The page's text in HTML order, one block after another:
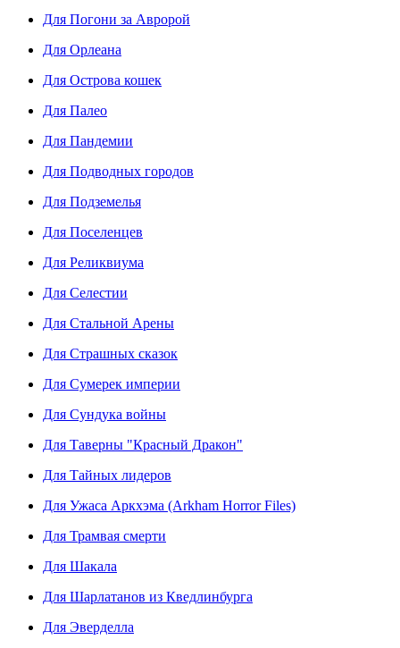
Для Погони за Авророй
Для Орлеана
Для Острова кошек
Для Палео
Для Пандемии
Для Подводных городов
Для Подземелья
Для Поселенцев
Для Реликвиума
Для Селестии
Для Стальной Арены
Для Страшных сказок
Для Сумерек империи
Для Сундука войны
Для Таверны "Красный Дракон"
Для Тайных лидеров
Для Ужаса Аркхэма (Arkham Horror Files)
Для Трамвая смерти
Для Шакала
Для Шарлатанов из Кведлинбурга
Для Эверделла